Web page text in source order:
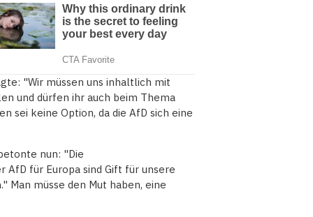
"Wir müssen uns inhaltlich mit
und dürfen ihr auch beim Thema
sei keine Option, da die AfD sich eine
nun: "Die
für Europa sind Gift für unsere
müsse den Mut haben, eine